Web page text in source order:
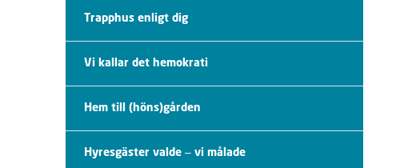
Trapphus enligt dig
Vi kallar det hemokrati
Hem till (höns)gården
Hyresgäster valde – vi målade